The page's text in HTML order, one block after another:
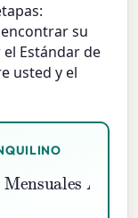
su
Estándar de
usted y el
)